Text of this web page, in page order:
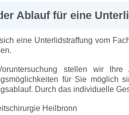
Ablauf für eine
eine Unterlidstraffung vom
stellen wir Ihre
für Sie möglich
Durch das individuelle